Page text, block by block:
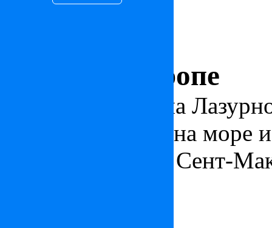
Дом в Сен-Тропе
Чудесная вилла на
красивым видом на море
расположенная в Сент-